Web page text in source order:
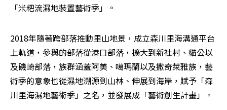
「米粑流濕地裝置藝術季」。
2018年隨著跨部落推動里山地景，成立森川里海溝通平台
上軌道，參與的部落從港口部落，擴大到新社村、貓公以
及磯崎部落，族群涵蓋阿美、噶瑪蘭以及撒奇萊雅族，藝
術季的意象也從濕地溯源到山林、伸展到海岸，賦予「森
川里海濕地藝術季」之名，並發展成「藝術創生計畫」。